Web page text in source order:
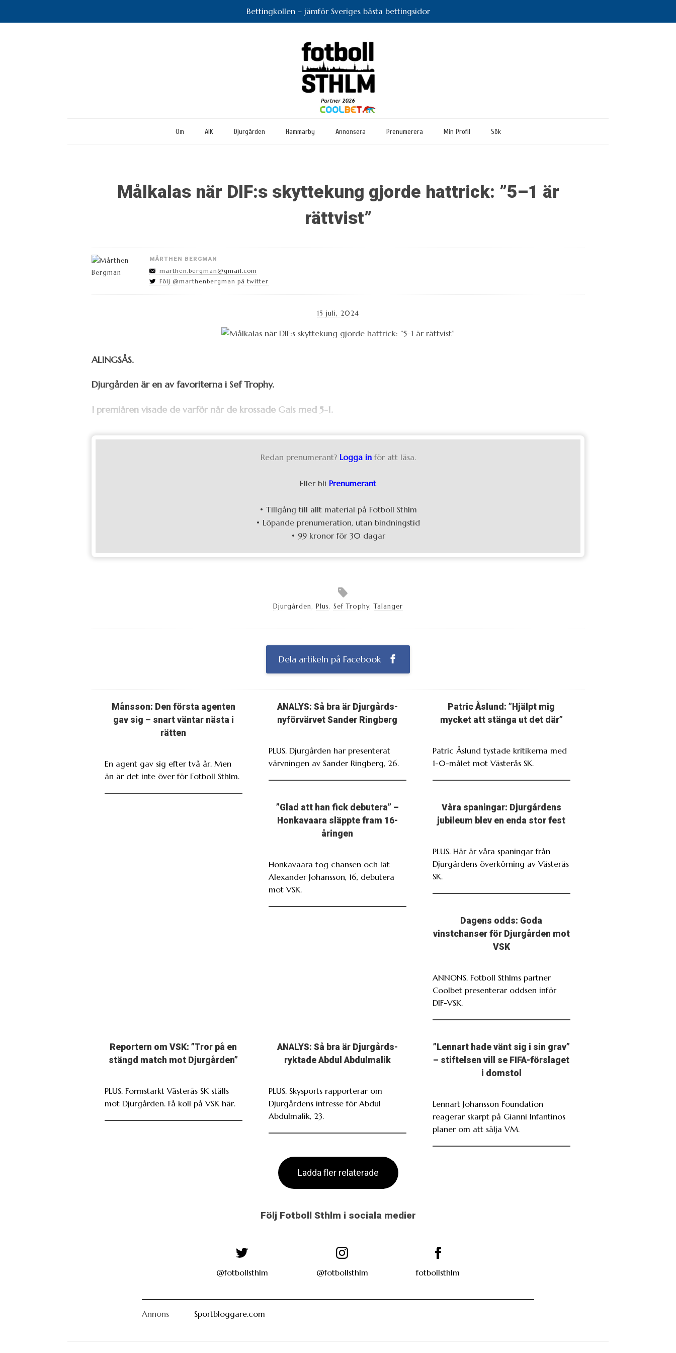
Bettingkollen – jämför Sveriges bästa bettingsidor
Om AIK Djurgården Hammarby Annonsera Prenumerera Min Profil Sök
Målkalas när DIF:s skyttekung gjorde hattrick: ”5–1 är
rättvist”
MÅRTHEN BERGMAN
marthen.bergman@gmail.com
Följ @marthenbergman på twitter
15 juli, 2024
ALINGSÅS.
Djurgården är en av favoriterna i Sef Trophy.
I premiären visade de varför när de krossade Gais med 5-1.
Redan prenumerant? Logga in för att läsa.
Eller bli Prenumerant
• Tillgång till allt material på Fotboll Sthlm
• Löpande prenumeration, utan bindningstid
• 99 kronor för 30 dagar
Djurgården, Plus, Sef Trophy,Talanger
Dela artikeln på Facebook
Månsson: Den första agenten
gav sig – snart väntar nästa i
rätten
En agent gav sig efter två år. Men
än är det inte över för Fotboll Sthlm.
ANALYS: Så bra är Djurgårds-
nyförvärvet Sander Ringberg
PLUS. Djurgården har presenterat
värvningen av Sander Ringberg, 26.
Patric Åslund: ”Hjälpt mig
mycket att stänga ut det där”
Patric Åslund tystade kritikerna med
1-0-målet mot Västerås SK.
”Glad att han fick debutera” –
Honkavaara släppte fram 16-
åringen
Honkavaara tog chansen och lät
Alexander Johansson, 16, debutera
mot VSK.
Våra spaningar: Djurgårdens
jubileum blev en enda stor fest
PLUS. Här är våra spaningar från
Djurgårdens överkörning av Västerås
SK.
Dagens odds: Goda
vinstchanser för Djurgården mot
VSK
ANNONS. Fotboll Sthlms partner
Coolbet presenterar oddsen inför
DIF-VSK.
Reportern om VSK: ”Tror på en
stängd match mot Djurgården”
PLUS. Formstarkt Västerås SK ställs
mot Djurgården. Få koll på VSK här.
ANALYS: Så bra är Djurgårds-
ryktade Abdul Abdulmalik
PLUS. Skysports rapporterar om
Djurgårdens intresse för Abdul
Abdulmalik, 23.
”Lennart hade vänt sig i sin grav”
– stiftelsen vill se FIFA-förslaget
i domstol
Lennart Johansson Foundation
reagerar skarpt på Gianni Infantinos
planer om att sälja VM.
Ladda fler relaterade
Följ Fotboll Sthlm i sociala medier
@fotbollsthlm @fotbollsthlm fotbollsthlm
Annons Sportbloggare.com